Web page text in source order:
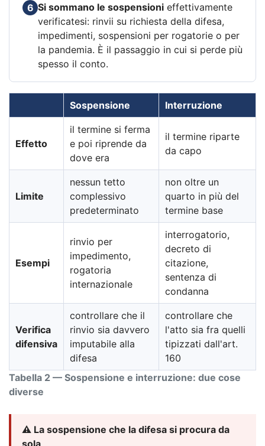
6 Si sommano le sospensioni effettivamente
verificatesi: rinvii su richiesta della difesa,
impedimenti, sospensioni per rogatorie o per
la pandemia. È il passaggio in cui si perde più
spesso il conto.
Tabella 2 — Sospensione e interruzione: due cose
diverse
Sospensione Interruzione
Effetto
il termine si ferma
e poi riprende da
dove era
il termine riparte
da capo
Limite
nessun tetto
complessivo
predeterminato
non oltre un
quarto in più del
termine base
Esempi
rinvio per
impedimento,
rogatoria
internazionale
interrogatorio,
decreto di
citazione,
sentenza di
condanna
Verifica
difensiva
controllare che il
rinvio sia davvero
imputabile alla
difesa
controllare che
l'atto sia fra quelli
tipizzati dall'art.
160
⚠️ La sospensione che la difesa si procura da
sola